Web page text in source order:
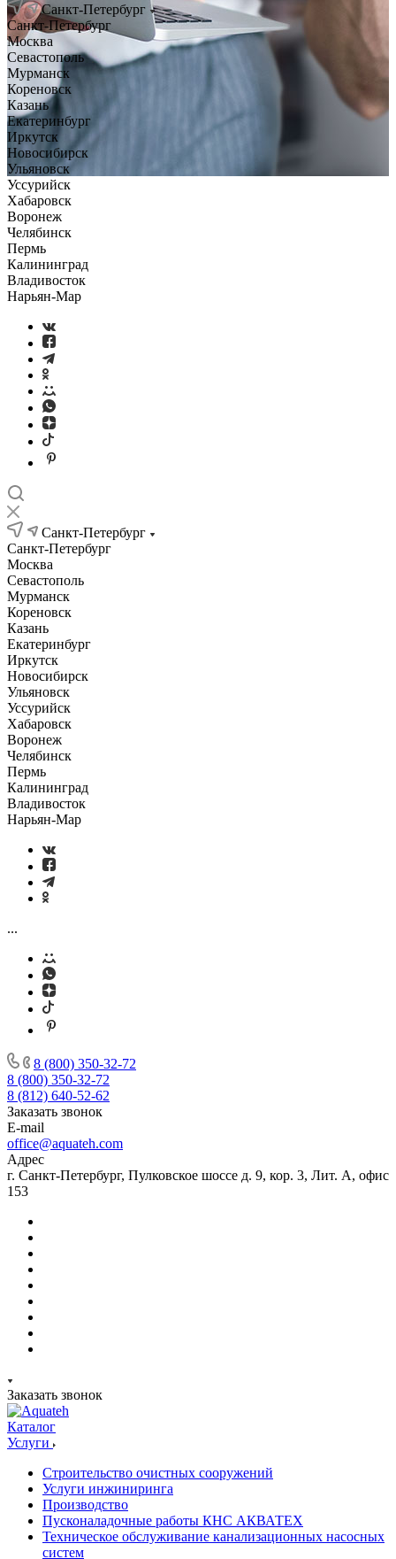
Санкт-Петербург
Санкт-Петербург
Москва
Севастополь
Мурманск
Кореновск
Казань
Екатеринбург
Иркутск
Новосибирск
Ульяновск
Уссурийск
Хабаровск
Воронеж
Челябинск
Пермь
Калининград
Владивосток
Нарьян-Мар
Санкт-Петербург
Санкт-Петербург
Москва
Севастополь
Мурманск
Кореновск
Казань
Екатеринбург
Иркутск
Новосибирск
Ульяновск
Уссурийск
Хабаровск
Воронеж
Челябинск
Пермь
Калининград
Владивосток
Нарьян-Мар
...
8 (800) 350-32-72
8 (800) 350-32-72
8 (812) 640-52-62
Заказать звонок
E-mail
office@aquateh.com
Адрес
г. Санкт-Петербург, Пулковское шоссе д. 9, кор. 3, Лит. А, офис
153
Заказать звонок
Каталог
Услуги
Строительство очистных сооружений
Услуги инжиниринга
Производство
Пусконаладочные работы КНС АКВАТЕХ
Техническое обслуживание канализационных насосных
систем